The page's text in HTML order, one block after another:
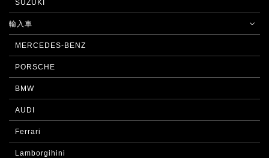
SUZUKI
輸入車
MERCEDES-BENZ
PORSCHE
BMW
AUDI
Ferrari
Lamborgihini